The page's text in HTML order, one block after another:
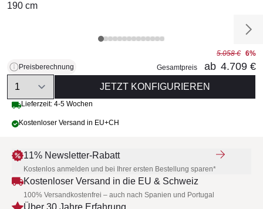
190 cm
Preisberechnung
5.058 € 6%
Gesamtpreis
ab 4.709 €
Quantity
JETZT KONFIGURIEREN
Lieferzeit: 4-5 Wochen
Kostenloser Versand in EU+CH
11% Newsletter-Rabatt
Kostenlos anmelden und bei Ihrer ersten Bestellung sparen*
Kostenloser Versand in die EU & Schweiz
100% Versandkostenfrei – auch nach Spanien und Portugal
Über 30 Jahre Erfahrung